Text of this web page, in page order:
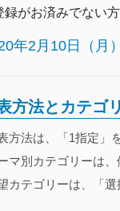
録がお済みでない
年2月10日（月
方法とカテゴ
方法は、「1指定」
マ別カテゴリーは
カテゴリーは、「